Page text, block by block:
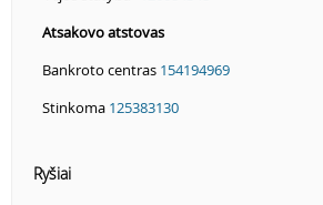
Atsakovo atstovas
Bankroto centras 154194969
Stinkoma 125383130
Ryšiai